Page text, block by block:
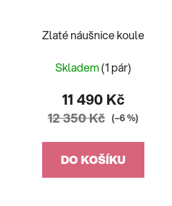
Zlaté náušnice koule
Skladem(1 pár)
11 490 Kč
12 350 Kč (–6 %)
DO KOŠÍKU